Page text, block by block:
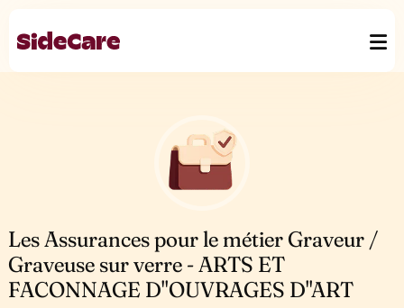
Les Assurances pour le métier Graveur /
Graveuse sur verre - ARTS ET
FACONNAGE D''OUVRAGES D''ART